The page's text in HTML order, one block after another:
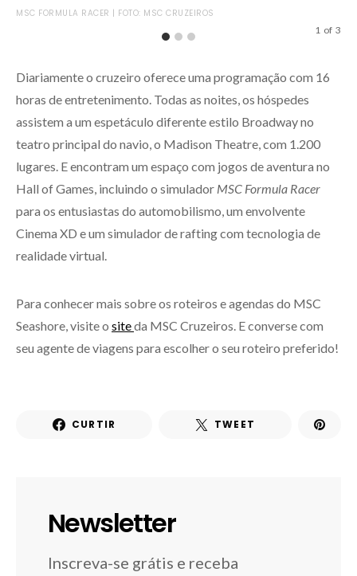
MSC FORMULA RACER | FOTO: MSC CRUZEIROS
1 of 3
Diariamente o cruzeiro oferece uma programação com 16
horas de entretenimento. Todas as noites, os hóspedes
assistem a um espetáculo diferente estilo Broadway no
teatro principal do navio, o Madison Theatre, com 1.200
lugares. E encontram um espaço com jogos de aventura no
Hall of Games, incluindo o simulador MSC Formula Racer
para os entusiastas do automobilismo, um envolvente
Cinema XD e um simulador de rafting com tecnologia de
realidade virtual.
Para conhecer mais sobre os roteiros e agendas do MSC
Seashore, visite o siteda MSC Cruzeiros. E converse com
seu agente de viagens para escolher o seu roteiro preferido!
CURTIR TWEET
Newsletter
Inscreva-se grátis e receba